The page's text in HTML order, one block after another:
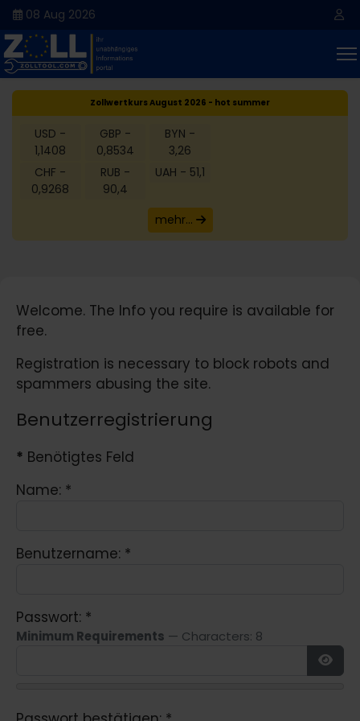
08 Aug 2026
Zollwertkurs August 2026 - hot summer
USD -
1,1408
CHF -
0,9268
GBP -
0,8534
RUB -
90,4
BYN -
3,26
UAH - 51,1
mehr...
Welcome. The Info you require is available for
free.
Registration is necessary to block robots and
spammers abusing the site.
Benutzerregistrierung
* Benötigtes Feld
Name: *
Benutzername: *
Passwort: *
Minimum Requirements — Characters: 8